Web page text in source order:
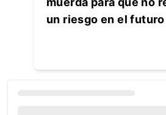
un riesgo en el futuro